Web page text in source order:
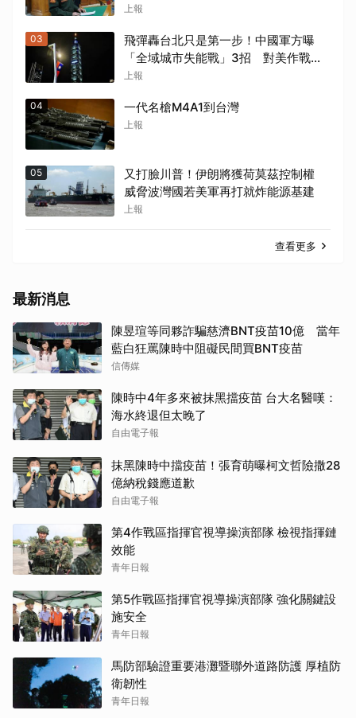
殺
上報
03
飛彈轟台北只是第一步！中國軍方曝
「全域城市失能戰」3招 對美作戰也
適用
上報
04 一代名槍M4A1到台灣
上報
05
又打臉川普！伊朗將獲荷莫茲控制權
威脅波灣國若美軍再打就炸能源基建
上報
查看更多
最新消息
陳昱瑄等同夥詐騙慈濟BNT疫苗10億 當年
藍白狂罵陳時中阻礙民間買BNT疫苗
信傳媒
陳時中4年多來被抹黑擋疫苗 台大名醫嘆：
海水終退但太晚了
自由電子報
抹黑陳時中擋疫苗！張育萌曝柯文哲險撒28
億納稅錢應道歉
自由電子報
第4作戰區指揮官視導操演部隊 檢視指揮鏈
效能
青年日報
第5作戰區指揮官視導操演部隊 強化關鍵設
施安全
青年日報
馬防部驗證重要港灘暨聯外道路防護 厚植防
衛韌性
青年日報